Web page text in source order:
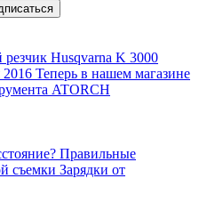
резчик Husqvarna K 3000
2016 Теперь в нашем магазине
ATORCH
Правильные
съемки Зарядки от